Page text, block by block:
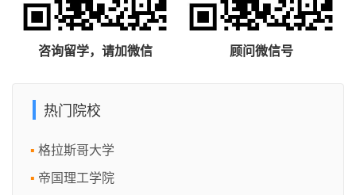
咨询留学，请加微信 顾问微信号
热门院校
格拉斯哥大学
帝国理工学院